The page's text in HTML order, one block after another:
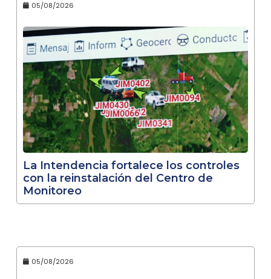
05/08/2026
La Intendencia fortalece los controles
con la reinstalación del Centro de
Monitoreo
05/08/2026